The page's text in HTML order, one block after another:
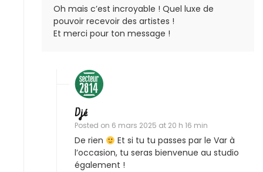
Oh mais c’est incroyable ! Quel luxe de
pouvoir recevoir des artistes !
Et merci pour ton message !
Djé
Posted on 6 mars 2025 at 20 h 16 min
De rien
Et si tu tu passes par le Var à
l’occasion, tu seras bienvenue au studio
également !